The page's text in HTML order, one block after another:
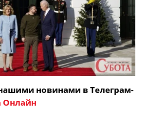
новинами в Телеграм-
Онлайн